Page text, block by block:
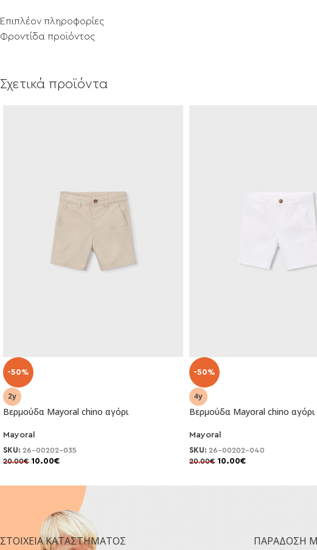
Επιπλέον πληροφορίες
Φροντίδα προϊόντος
Σχετικά προϊόντα
-50%
Βερμούδα Mayoral chino αγόρι
Mayoral
SKU: 26-00202-035
20.00€ 10.00€
-50%
Βερμούδα Mayoral chino αγόρι
Mayoral
SKU: 26-00202-040
20.00€ 10.00€
ΣΤΟΙΧΕΊΑ ΚΑΤΑΣΤΉΜΑΤΟΣ ΠΑΡΆΔΟΣΗ